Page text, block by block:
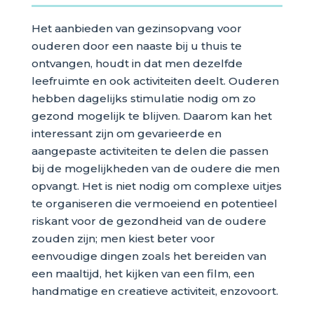
Het aanbieden van gezinsopvang voor
ouderen door een naaste bij u thuis te
ontvangen, houdt in dat men dezelfde
leefruimte en ook activiteiten deelt. Ouderen
hebben dagelijks stimulatie nodig om zo
gezond mogelijk te blijven. Daarom kan het
interessant zijn om gevarieerde en
aangepaste activiteiten te delen die passen
bij de mogelijkheden van de oudere die men
opvangt. Het is niet nodig om complexe uitjes
te organiseren die vermoeiend en potentieel
riskant voor de gezondheid van de oudere
zouden zijn; men kiest beter voor
eenvoudige dingen zoals het bereiden van
een maaltijd, het kijken van een film, een
handmatige en creatieve activiteit, enzovoort.